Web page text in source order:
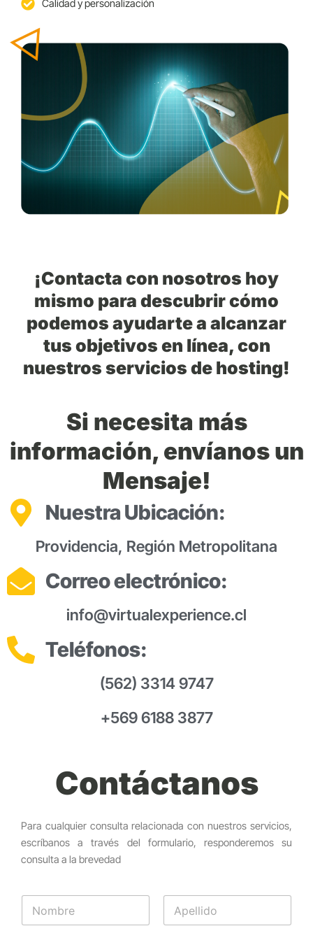
Calidad y personalización
¡Contacta con nosotros hoy
mismo para descubrir cómo
podemos ayudarte a alcanzar
tus objetivos en línea, con
nuestros servicios de hosting!
Si necesita más
información, envíanos un
Mensaje!
Nuestra Ubicación:
Providencia, Región Metropolitana
Correo electrónico:
info@virtualexperience.cl
Teléfonos:
(562) 3314 9747
+569 6188 3877
Contáctanos
Para cualquier consulta relacionada con nuestros servicios,
escríbanos a través del formulario, responderemos su
consulta a la brevedad
N
m